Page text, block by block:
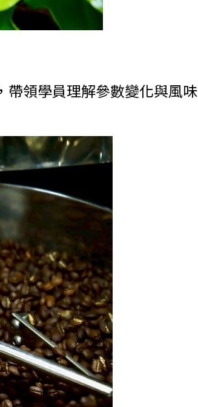
帶領學員理解參數變化與風